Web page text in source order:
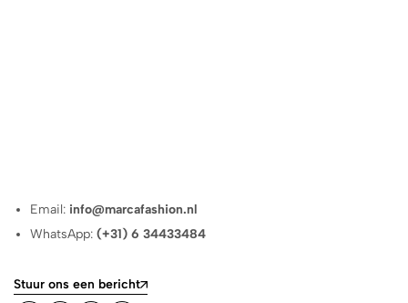
Email: info@marcafashion.nl
WhatsApp:(+31) 6 34433484
Stuur ons een bericht